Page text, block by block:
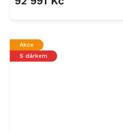
Akce
S dárkem